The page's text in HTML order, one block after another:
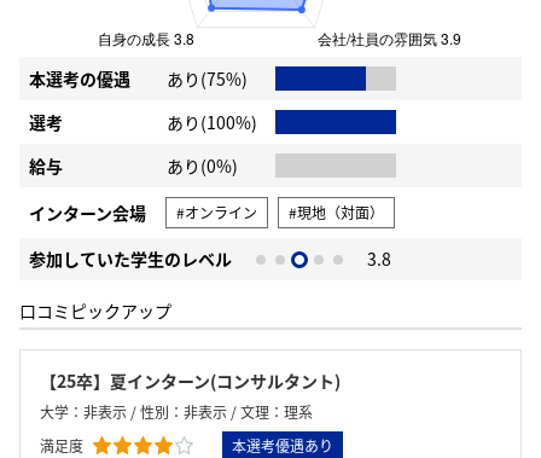
本選考の優遇
あり(75%)
選考
あり(100%)
給与
あり(0%)
インターン会場
#オンライン #現地（対面）
参加していた学生のレベル 3.8
口コミピックアップ
【25卒】夏インターン(コンサルタント)
大学：非表示 / 性別：非表示 / 文理：理系
満足度
本選考優遇あり